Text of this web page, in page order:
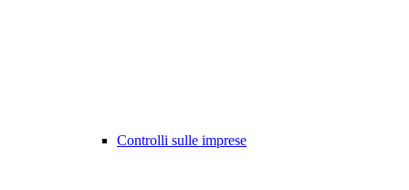
Controlli sulle imprese